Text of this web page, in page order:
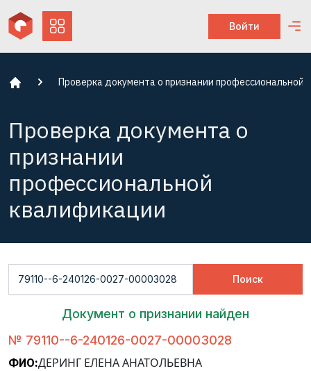
Войти
Проверка документа о признании профессиональной
Проверка документа о
признании
профессиональной
квалификации
Поиск
Документ о признании найден
№ 79110--6-240126-0027-00003028
ФИО:ДЕРИНГ ЕЛЕНА AНАТОЛЬЕВНА